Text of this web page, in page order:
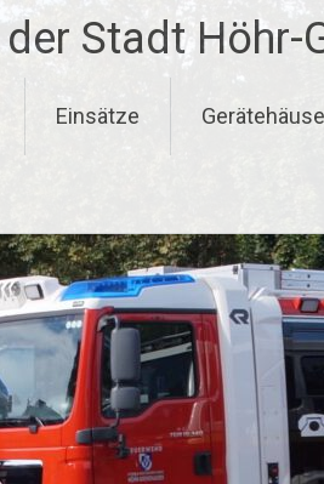
Stadt Höhr-
Einsätze